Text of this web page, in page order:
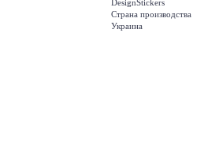
DesignStickers
Страна производства
Украина